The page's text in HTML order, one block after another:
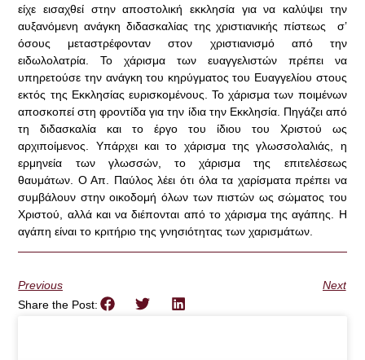
είχε εισαχθεί στην αποστολική εκκλησία για να καλύψει την
αυξανόμενη ανάγκη διδασκαλίας της χριστιανικής πίστεως σ’
όσους μεταστρέφονταν στον χριστιανισμό από την
ειδωλολατρία. Το χάρισμα των ευαγγελιστών πρέπει να
υπηρετούσε την ανάγκη του κηρύγματος του Ευαγγελίου στους
εκτός της Εκκλησίας ευρισκομένους. Το χάρισμα των ποιμένων
αποσκοπεί στη φροντίδα για την ίδια την Εκκλησία. Πηγάζει από
τη διδασκαλία και το έργο του ίδιου του Χριστού ως
αρχιποίμενος. Υπάρχει και το χάρισμα της γλωσσολαλιάς, η
ερμηνεία των γλωσσών, το χάρισμα της επιτελέσεως
θαυμάτων. Ο Απ. Παύλος λέει ότι όλα τα χαρίσματα πρέπει να
συμβάλουν στην οικοδομή όλων των πιστών ως σώματος του
Χριστού, αλλά και να διέπονται από το χάρισμα της αγάπης. Η
αγάπη είναι το κριτήριο της γνησιότητας των χαρισμάτων.
Previous
Next
Share the Post: